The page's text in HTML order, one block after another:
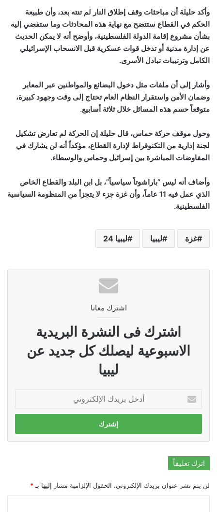
وأكد حليلة أن مباحثات وقف إطلاق النار لم تنته بعد، وأن طبيعة
الحكم في القطاع ستتضح مع نهاية هذه المحادثات وما ستفضي إليه
بشأن مشروع إقامة الدولة الفلسطينية، وأوضح أنه لا يمكن الحديث
عن إدارة مدنية أو تدخل قوات عسكرية قبل الانسحاب الإسرائيلي
الكامل وترتيبات تبادل الأسرى.
وأشار إلى أن ملفات مثل دخول البضائع والمواطنين عبر المعابر
وضمان الأمن واستقرار النظام العام تحتاج إلى وقت وجهود كبيرة،
متوقعاً حسم هذه المسائل خلال ثلاثة أسابيع.
وحول موقف حركة حماس، قال حليلة إن الحركة لم تعارض تشكيل
لجنة إدارية من التكنوقراط لإدارة القطاع، مؤكداً أنه لن يشارك في
المفاوضات المباشرة بين إسرائيل وحماس والوسطاء.
وأضاف أنه ليس “باراشوتاً سياسياً”، بل ابن البلد والقطاع الخاص
الذي عمل فيه 11 عاماً، وأن غزة جزء لا يتجزأ من المنظومة السياسية
الفلسطينية.
غزة ليبيا ليبيا 24
اشترك معانا
اشترك فى النشرة البريدية
الاسبوعية ليصلك كل جديد عن
ليبيا
بريدك
الإلكتروني
اترك تعليقاً
لن يتم نشر عنوان بريدك الإلكتروني. الحقول الإلزامية مشار إليها بـ *